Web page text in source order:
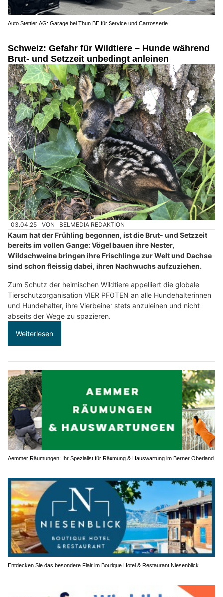
Auto Stettler AG: Garage bei Thun BE für Service und Carrosserie
Schweiz: Gefahr für Wildtiere – Hunde während
Brut- und Setzzeit unbedingt anleinen
03.04.25 VON BELMEDIA REDAKTION
Kaum hat der Frühling begonnen, ist die Brut- und Setzzeit
bereits im vollen Gange: Vögel bauen ihre Nester,
Wildschweine bringen ihre Frischlinge zur Welt und Dachse
sind schon fleissig dabei, ihren Nachwuchs aufzuziehen.
Zum Schutz der heimischen Wildtiere appelliert die globale
Tierschutzorganisation VIER PFOTEN an alle Hundehalterinnen
und Hundehalter, ihre Vierbeiner stets anzuleinen und nicht
abseits der Wege zu spazieren.
Weiterlesen
Aemmer Räumungen: Ihr Spezialist für Räumung & Hauswartung im Berner Oberland
Entdecken Sie das besondere Flair im Boutique Hotel & Restaurant Niesenblick